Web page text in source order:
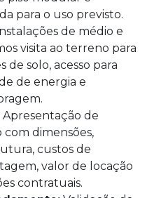
para o uso previsto.
de médio e
visita ao terreno para
de solo, acesso para
de energia e
Apresentação de
dimensões,
custos de
valor de locação
contratuais.